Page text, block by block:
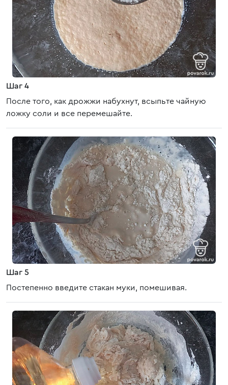
Шаг 4
После того, как дрожжи набухнут, всыпьте чайную
ложку соли и все перемешайте.
Шаг 5
Постепенно введите стакан муки, помешивая.